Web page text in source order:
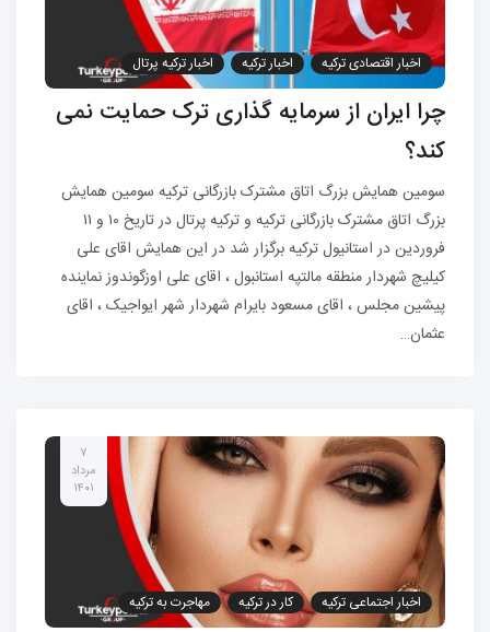
اخبار اقتصادی ترکیه اخبار ترکیه
اخبار ترکیه پرتال
مهاجرت به ترکیه
چرا ایران از سرمایه گذاری ترک حمایت نمی
کند؟
سومین همایش بزرگ اتاق مشترک بازرگانی ترکیه سومین همایش
بزرگ اتاق مشترک بازرگانی ترکیه و ترکیه پرتال در تاریخ ۱۰ و ۱۱
فروردین در استانیول ترکیه برگزار شد در این همایش اقای علی
کیلیچ شهردار منطقه مالتپه استانبول ، اقای علی اوزگوندوز نماینده
پیشین مجلس ، اقای مسعود بایرام شهردار شهر ایواجیک ، اقای
عثمان…
۷
مرداد
۱۴۰۱
اخبار اجتماعی ترکیه کار در ترکیه مهاجرت به ترکیه